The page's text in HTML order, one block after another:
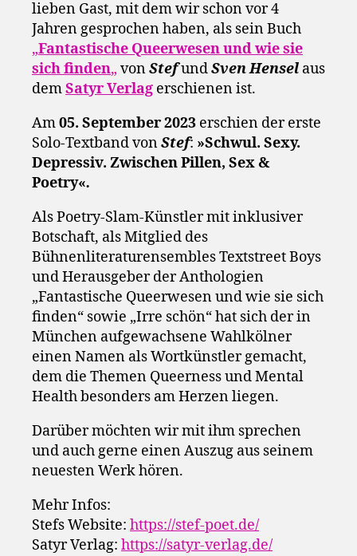
lieben Gast, mit dem wir schon vor 4
Jahren gesprochen haben, als sein Buch
„Fantastische Queerwesen und wie sie
sich finden„ vonStefundSven Hensel aus
demSatyr Verlag erschienen ist.
Am05. September 2023 erschien der erste
Solo-Textband vonStef: »Schwul. Sexy.
Depressiv. Zwischen Pillen, Sex &
Poetry«.
Als Poetry-Slam-Künstler mit inklusiver
Botschaft, als Mitglied des
Bühnenliteraturensembles Textstreet Boys
und Herausgeber der Anthologien
„Fantastische Queerwesen und wie sie sich
finden“ sowie „Irre schön“ hat sich der in
München aufgewachsene Wahlkölner
einen Namen als Wortkünstler gemacht,
dem die Themen Queerness und Mental
Health besonders am Herzen liegen.
Darüber möchten wir mit ihm sprechen
und auch gerne einen Auszug aus seinem
neuesten Werk hören.
Mehr Infos:
Stefs Website: https://stef-poet.de/
Satyr Verlag: https://satyr-verlag.de/